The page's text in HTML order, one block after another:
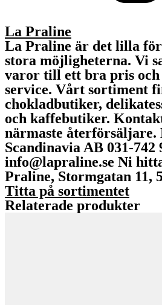
La Praline
La Praline är det lilla
stora möjligheterna. Vi
varor till ett bra pris
service. Vårt sortiment
chokladbutiker,
och kaffebutiker.
närmaste återförsäljare.
Scandinavia AB 031-742
info@lapraline.se Ni
Praline, Stormgatan 11,
Titta på sortimentet
Relaterade produkter